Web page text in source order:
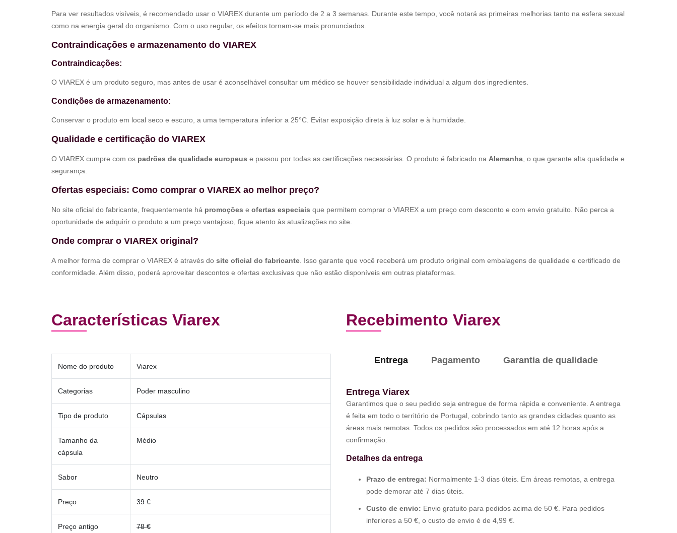
Para ver resultados visíveis, é recomendado usar o VIAREX durante um período de 2 a 3 semanas. Durante este tempo, você notará as primeiras melhorias tanto na esfera sexual
como na energia geral do organismo. Com o uso regular, os efeitos tornam-se mais pronunciados.
Contraindicações e armazenamento do VIAREX
Contraindicações:
O VIAREX é um produto seguro, mas antes de usar é aconselhável consultar um médico se houver sensibilidade individual a algum dos ingredientes.
Condições de armazenamento:
Conservar o produto em local seco e escuro, a uma temperatura inferior a 25°C. Evitar exposição direta à luz solar e à humidade.
Qualidade e certificação do VIAREX
O VIAREX cumpre com os padrões de qualidade europeus e passou por todas as certificações necessárias. O produto é fabricado na Alemanha, o que garante alta qualidade e
segurança.
Ofertas especiais: Como comprar o VIAREX ao melhor preço?
No site oficial do fabricante, frequentemente há promoções e ofertas especiais que permitem comprar o VIAREX a um preço com desconto e com envio gratuito. Não perca a
oportunidade de adquirir o produto a um preço vantajoso, fique atento às atualizações no site.
Onde comprar o VIAREX original?
A melhor forma de comprar o VIAREX é através do site oficial do fabricante. Isso garante que você receberá um produto original com embalagens de qualidade e certificado de
conformidade. Além disso, poderá aproveitar descontos e ofertas exclusivas que não estão disponíveis em outras plataformas.
Características Viarex
Nome do produto Viarex
Categorias Poder masculino
Tipo de produto Cápsulas
Tamanho da
cápsula
Médio
Sabor Neutro
Preço 39 €
Preço antigo 78 €
Recebimento Viarex
Entrega Pagamento Garantia de qualidade
Entrega Viarex
Garantimos que o seu pedido seja entregue de forma rápida e conveniente. A entrega
é feita em todo o território de Portugal, cobrindo tanto as grandes cidades quanto as
áreas mais remotas. Todos os pedidos são processados em até 12 horas após a
confirmação.
Detalhes da entrega
Prazo de entrega: Normalmente 1-3 dias úteis. Em áreas remotas, a entrega
pode demorar até 7 dias úteis.
Custo de envio: Envio gratuito para pedidos acima de 50 €. Para pedidos
inferiores a 50 €, o custo de envio é de 4,99 €.